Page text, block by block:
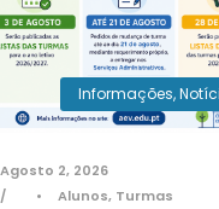
Informações,
Agosto 2, 2026
•
Alunos, Turmas